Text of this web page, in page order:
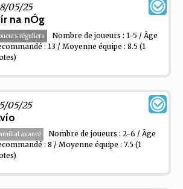
05/25
na nÓg
réguliers
Nombre de joueurs : 1-5 / Âge
: 13 / Moyenne équipe : 8.5 (1
05/25
avancé
Nombre de joueurs : 2-6 / Âge
: 8 / Moyenne équipe : 7.5 (1